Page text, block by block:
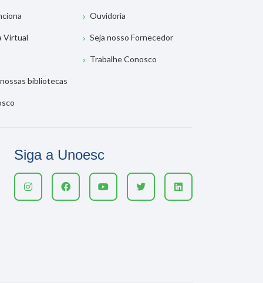
Virtual
bibliotecas
Ouvidoria
Seja nosso Fornecedor
Trabalhe Conosco
Siga a Unoesc